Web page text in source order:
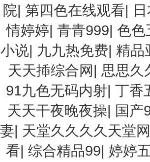
院| 第四色在线观看|
情婷婷|青青999|色色
小说| 九九热免费| 精品
天天揷综合网| 思思久
91九色无码内射|丁香
天天干夜晚夜操| 国产
妻| 天堂久久久久天堂网
看|综合精品99| 婷婷